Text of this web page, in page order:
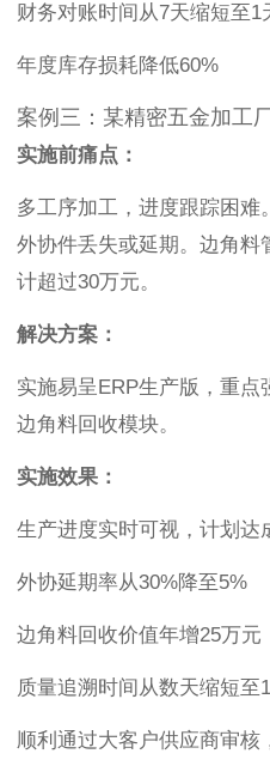
财务对账时间从7天缩短至1
年度库存损耗降低60%
案例三：某精密五金加工
实施前痛点：
多工序加工，进度跟踪困
外协件丢失或延期。边角料
计超过30万元。
解决方案：
实施易呈ERP生产版，重点
边角料回收模块。
实施效果：
生产进度实时可视，计划达
外协延期率从30%降至5%
边角料回收价值年增25万元
质量追溯时间从数天缩短至
顺利通过大客户供应商审核